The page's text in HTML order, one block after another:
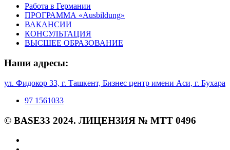
Работа в Германии
ПРОГРАММА «Ausbildung»
ВАКАНСИИ
КОНСУЛЬТАЦИЯ
ВЫСШЕЕ ОБРАЗОВАНИЕ
Наши адресы:
ул. Фидокор 33, г. Ташкент, Бизнес центр имени Аси, г. Бухара
97 1561033
© BASE33 2024. ЛИЦЕНЗИЯ № MTT 0496